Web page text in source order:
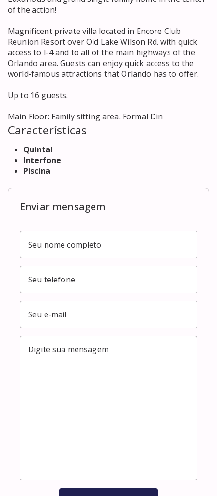
of the action!
Magnificent private villa located in Encore Club
Reunion Resort over Old Lake Wilson Rd. with quick
access to I-4 and to all of the main highways of the
Orlando area. Guests can enjoy quick access to the
world-famous attractions that Orlando has to offer.
Up to 16 guests.
Main Floor: Family sitting area. Formal Din
Características
Quintal
Interfone
Piscina
Enviar mensagem